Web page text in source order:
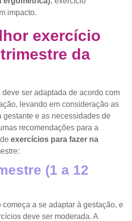
impacto.
exercício
da
ser adaptada de acordo com
levando em consideração as
gestante e as necessidades de
recomendações para a
exercícios para fazer na
(1 a 12
começa a se adaptar à gestação, e
deve ser moderada. A